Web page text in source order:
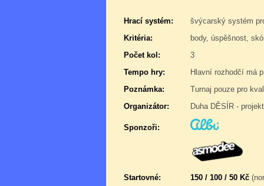
Hrací systém:
švýcarský systém
Kritéria:
body, úspěšnost,
Počet kol:
3
Tempo hry:
Hlavní rozhodčí má
Poznámka:
Turnaj pouze pro
Organizátor:
Duha DĚSÍR -
Sponzoři:
Startovné: 150 / 100 / 50 Kč